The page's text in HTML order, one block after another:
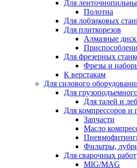
Для
Полотна
Для лобзиковых
Для плиткорезов
Алмазные
Для фрезерных
Фрезы и
К верстакам
Для силового
Для
Для талей и
Для компрессоров и
Запчасти
Масло
Фильтры,
Для сварочных работ
MIG/MAG